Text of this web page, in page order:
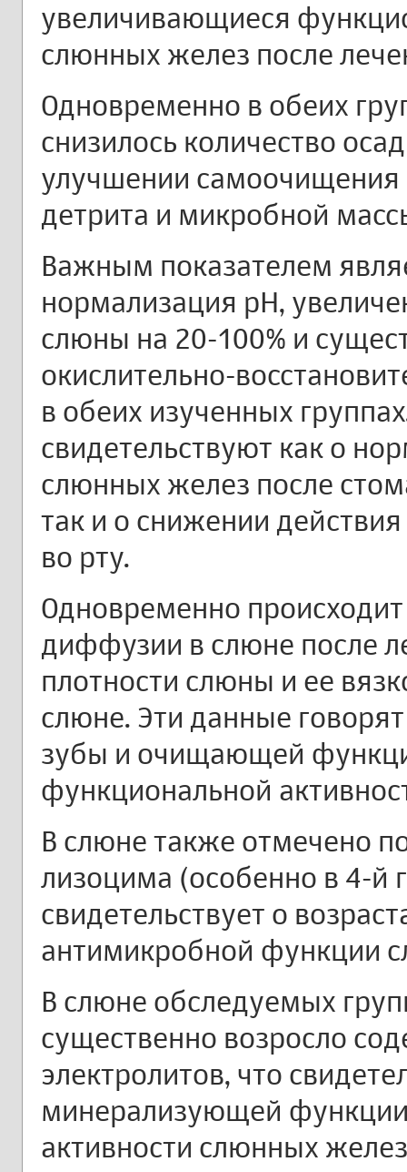
увеличивающиеся
слюнных желез после
Одновременно в обеих
снизилось количество
улучшении самоочищения
детрита и микробной
Важным показателем
нормализация рН,
слюны на 20-100% и
окислительно-
в обеих изученных
свидетельствуют как о
слюнных желез после
так и о снижении
во рту.
Одновременно
диффузии в слюне после
плотности слюны и ее
слюне. Эти данные
зубы и очищающей
функциональной
В слюне также отмечено
лизоцима (особенно в 4-й
свидетельствует о
антимикробной функции
В слюне обследуемых
существенно возросло
электролитов, что
минерализующей
активности слюнных